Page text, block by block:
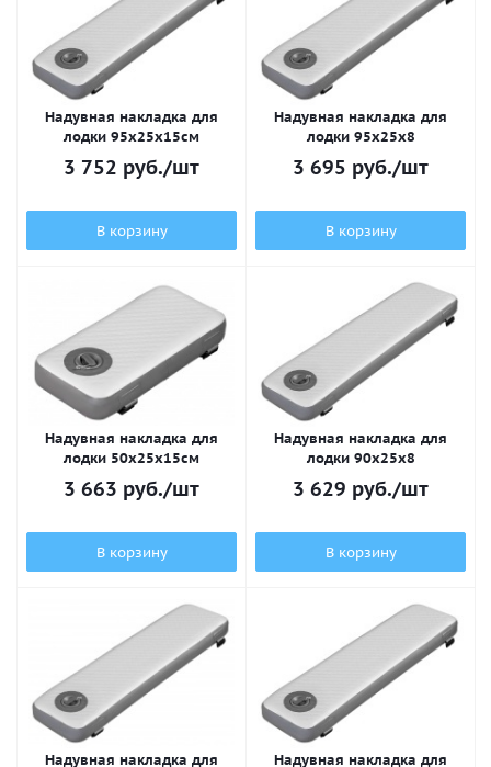
Надувная накладка для
лодки 95х25x15см
3 752 руб./шт
В корзину
Надувная накладка для
лодки 95х25x8
3 695 руб./шт
В корзину
Надувная накладка для
лодки 50х25x15см
3 663 руб./шт
В корзину
Надувная накладка для
лодки 90х25x8
3 629 руб./шт
В корзину
Надувная накладка для
Надувная накладка для